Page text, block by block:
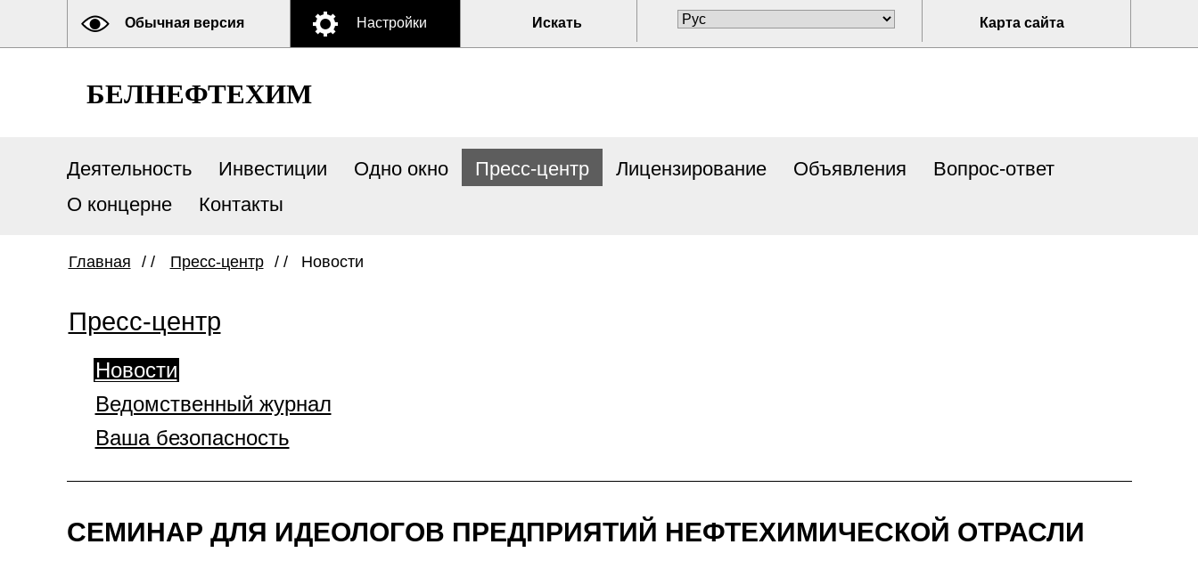
Обычная версия Настройки Искать Карта сайта
БЕЛНЕФТЕХИМ
Деятельность Инвестиции Одно окно Пресс-центр Лицензирование Объявления
Вопрос-ответ
О концерне
Контакты
Главная / / Пресс-центр / / Новости
Пресс-центр
Новости
Ведомственный журнал
Ваша безопасность
СЕМИНАР ДЛЯ ИДЕОЛОГОВ ПРЕДПРИЯТИЙ НЕФТЕХИМИЧЕСКОЙ ОТРАСЛИ